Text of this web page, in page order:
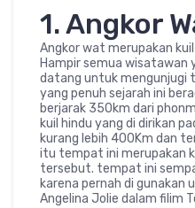
1. Angkor
Angkor wat merupakan
Hampir semua wisatawan
datang untuk
yang penuh sejarah ini
berjarak 350km dari
kuil hindu yang di dirikan
kurang lebih 400Km dan
itu tempat ini merupakan
tersebut. tempat ini
karena pernah di
Angelina Jolie dalam filim